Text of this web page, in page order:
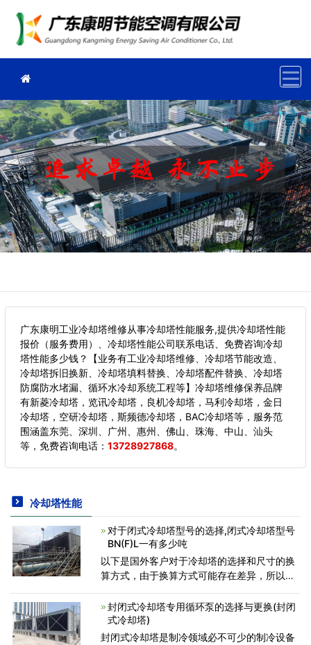
广东康明工业冷却塔维修从事冷却塔性能服务,提供冷却塔性能
报价（服务费用）、冷却塔性能公司联系电话、免费咨询冷却
塔性能多少钱？【业务有工业冷却塔维修、冷却塔节能改造、
冷却塔拆旧换新、冷却塔填料替换、冷却塔配件替换、冷却塔
防腐防水堵漏、循环水冷却系统工程等】冷却塔维修保养品牌
有新菱冷却塔，览讯冷却塔，良机冷却塔，马利冷却塔，金日
冷却塔，空研冷却塔，斯频德冷却塔，BAC冷却塔等，服务范
围涵盖东莞、深圳、广州、惠州、佛山、珠海、中山、汕头
等， 免费咨询电话： 13728927868。
冷却塔性能
对于闭式冷却塔型号的选择,闭式冷却塔型号
BN(F)L一有多少吨
以下是国外客户对于冷却塔的选择和尺寸的换
算方式，由于换算方式可能存在差异，所以数
流量GPM•冷却范围°F（T1 - T2）•区湿球温
度°F（TWB）设计热负
封闭式冷却塔专用循环泵的选择与更换(封闭
式冷却塔)
封闭式冷却塔是制冷领域必不可少的制冷设备